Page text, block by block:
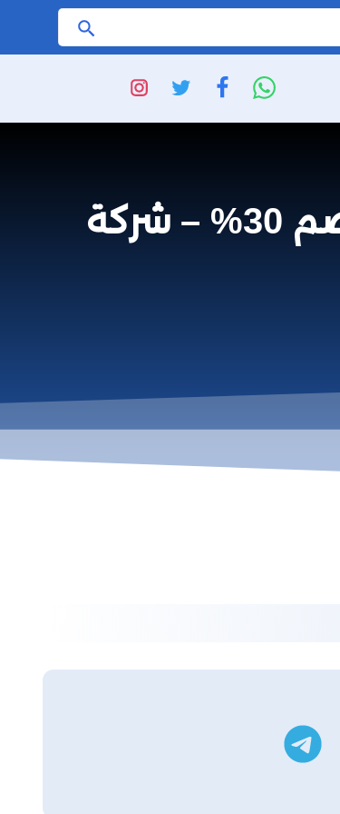
شركة تركيب ديكور فوم بأبو عريش 0508845868 خصم 30% – شركة
ماسنجر